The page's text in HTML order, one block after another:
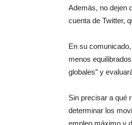
Además, no dejen
cuenta de Twitter,
En su
menos
globales” y
Sin precisar a qué
determinar los